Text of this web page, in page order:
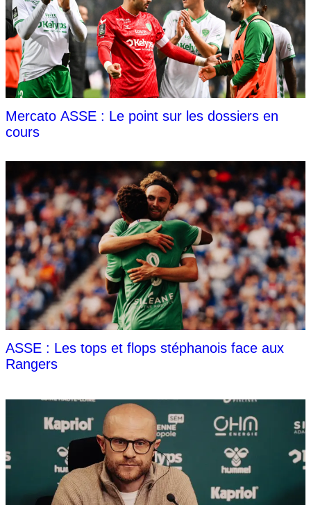
Mercato ASSE : Le point sur les dossiers en
cours
ASSE : Les tops et flops stéphanois face aux
Rangers